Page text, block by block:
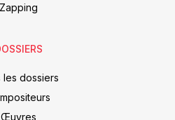
Zapping
les dossiers
Œuvres